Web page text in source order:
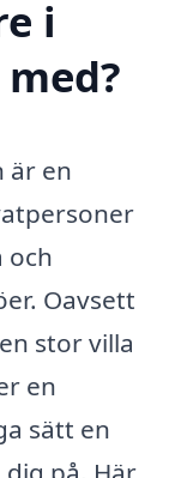
i
är en
och
Oavsett
stor villa
en
sätt en